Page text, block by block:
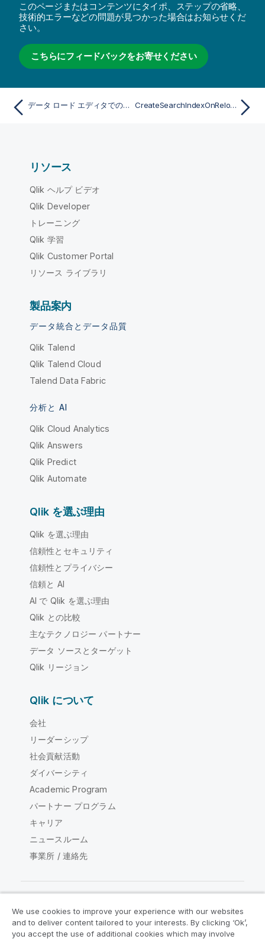
このページまたはコンテンツにタイポ、ステップの省略、
技術的エラーなどの問題が見つかった場合はお知らせくだ
さい。
こちらにフィードバックをお寄せください
データ ロード エディタでの変数の使用 CreateSearchIndexOnReload
リソース
Qlik ヘルプ ビデオ
Qlik Developer
トレーニング
Qlik 学習
Qlik Customer Portal
リソース ライブラリ
製品案内
データ統合とデータ品質
Qlik Talend
Qlik Talend Cloud
Talend Data Fabric
分析と AI
Qlik Cloud Analytics
Qlik Answers
Qlik Predict
Qlik Automate
Qlik を選ぶ理由
Qlik を選ぶ理由
信頼性とセキュリティ
信頼性とプライバシー
信頼と AI
AI で Qlik を選ぶ理由
Qlik との比較
主なテクノロジー パートナー
データ ソースとターゲット
Qlik リージョン
Qlik について
会社
リーダーシップ
社会貢献活動
ダイバーシティ
Academic Program
パートナー プログラム
キャリア
ニュースルーム
事業所 / 連絡先
Qlik コミュニティ
We use cookies to improve your experience with our websites
and to deliver content tailored to your interests. By clicking ‘Ok’,
you accept the use of additional cookies which may involve